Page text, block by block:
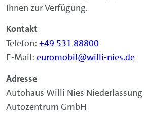
Ihnen zur Verfügung.
Kontakt
Telefon: +49 531 88800
E-Mail: euromobil@willi-nies.de
Adresse
Autohaus Willi Nies Niederlassung
Autozentrum GmbH